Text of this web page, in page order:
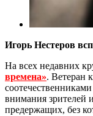
Игорь Нестеров
На всех недавних
времена». Ветеран
внимания зрителей
предержащих, без